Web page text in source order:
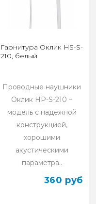
Гарнитура Оклик HS-S-
210, белый
Проводные наушники
Оклик HP-S-210 –
модель с надежной
конструкцией,
хорошими
акустическими
параметра..
360 руб